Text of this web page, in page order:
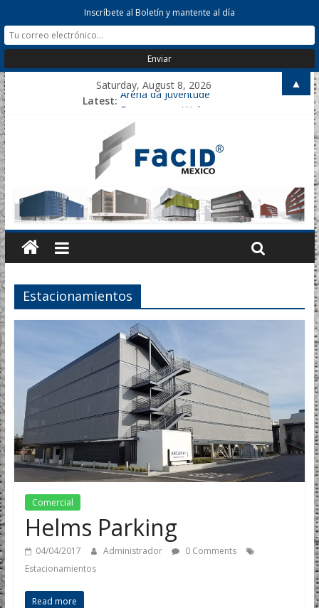
Saturday, August 8, 2026
Latest: Arena da Juventude
Helms Parking
Nicklaus Hospital Parking
Marull
Estacionamientos
Comercial
Helms Parking
04/04/2017 Administrador
0 Comments
Estacionamientos
Read more
Inscríbete al Boletín y mantente al día
▲